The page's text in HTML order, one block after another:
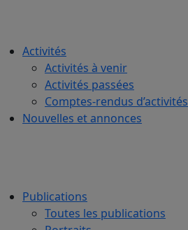
Activités
Activités à venir
Activités passées
Comptes-rendus d’activités
Nouvelles et annonces
Publications
Toutes les publications